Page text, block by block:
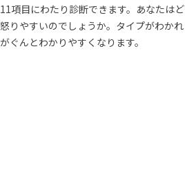
項目にわたり診断できます。あなたはど
りやすいのでしょうか。タイプがわかれ
ぐんとわかりやすくなります。